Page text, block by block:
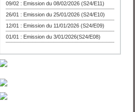
09/02 : Emission du 08/02/2026 (S24/E11)
26/01 : Emission du 25/01/2026 (S24/E10)
12/01 : Emission du 11/01/2026 (S24/E09)
01/01 : Emission du 3/01/2026(S24/E08)